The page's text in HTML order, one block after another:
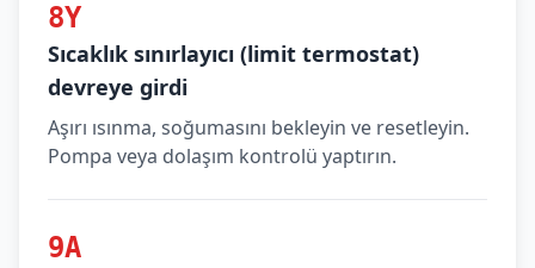
8Y
Sıcaklık sınırlayıcı (limit termostat)
devreye girdi
Aşırı ısınma, soğumasını bekleyin ve resetleyin.
Pompa veya dolaşım kontrolü yaptırın.
9A